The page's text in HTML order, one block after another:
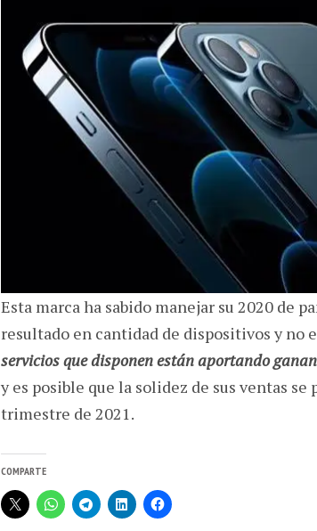
Esta marca ha sabido manejar su 2020 de
resultado en cantidad de dispositivos y no
servicios que disponen están aportando
y es posible que la solidez de sus ventas
trimestre de 2021.
COMPARTE